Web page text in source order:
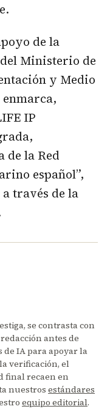
de la
Ministerio de
y Medio
enmarca,
IP
la Red
español”,
través de la
se contrasta con
antes de
IA para apoyar la
verificación, el
final recaen en
nuestros estándares
equipo editorial.